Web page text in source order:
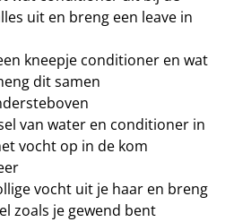
uit en breng een leave in
kneepje conditioner en wat
dit samen
van water en conditioner in
vocht op in de kom
vocht uit je haar en breng
zoals je gewend bent